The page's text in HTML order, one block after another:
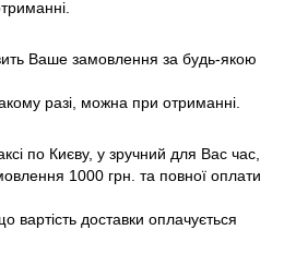
Ваше замовлення за будь-якою
разі, можна при отриманні.
по Києву, у зручний для Вас час,
1000 грн. та повної оплати
вартість доставки оплачується